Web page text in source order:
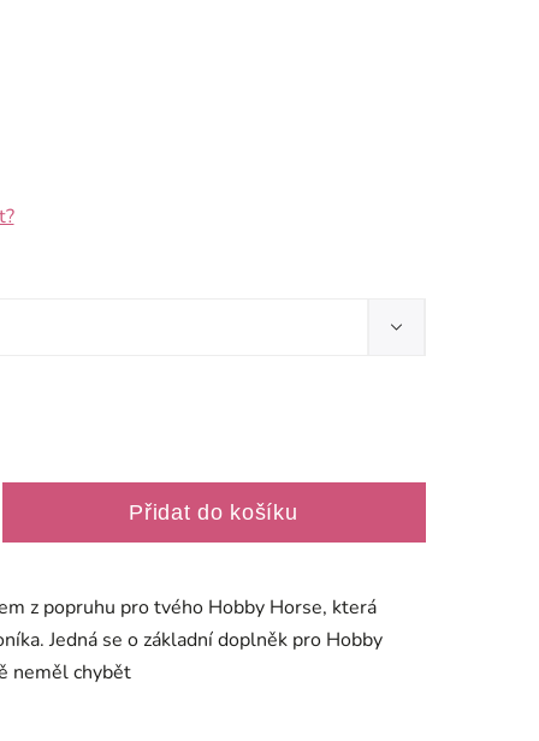
Přidat do košíku
z popruhu pro tvého Hobby Horse, která
Jedná se o základní doplněk pro Hobby
neměl chybět